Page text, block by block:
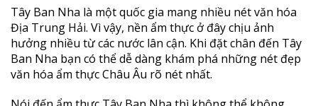
Tây Ban Nha là một quốc gia mang nhiều nét văn hóa
Địa Trung Hải. Vì vậy, nền ẩm thực ở đây chịu ảnh
hưởng nhiều từ các nước lân cận. Khi đặt chân đến Tây
Ban Nha bạn có thể dễ dàng khám phá những nét đẹp
văn hóa ẩm thực Châu Âu rõ nét nhất.